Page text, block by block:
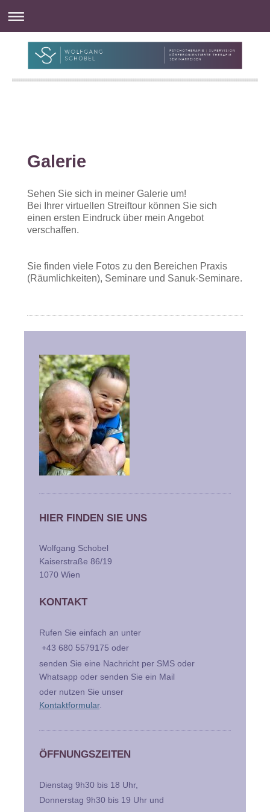
Galerie
Sehen Sie sich in meiner Galerie um!
Bei Ihrer virtuellen Streiftour können Sie sich
einen ersten Eindruck über mein Angebot
verschaffen.
Sie finden viele Fotos zu den Bereichen Praxis
(Räumlichkeiten), Seminare und Sanuk-Seminare.
HIER FINDEN SIE UNS
Wolfgang Schobel
Kaiserstraße 86/19
1070 Wien
KONTAKT
Rufen Sie einfach an unter
+43 680 5579175 oder
senden Sie eine Nachricht per SMS oder
Whatsapp oder senden Sie ein Mail
oder nutzen Sie unser
Kontaktformular.
ÖFFNUNGSZEITEN
Dienstag 9h30 bis 18 Uhr,
Donnerstag 9h30 bis 19 Uhr und